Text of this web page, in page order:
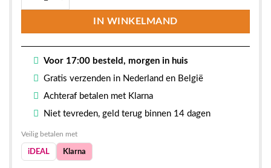
IN WINKELMAND
Voor 17:00 besteld, morgen in huis
Gratis verzenden in Nederland en België
Achteraf betalen met Klarna
Niet tevreden, geld terug binnen 14 dagen
Veilig betalen met
iDEAL Klarna